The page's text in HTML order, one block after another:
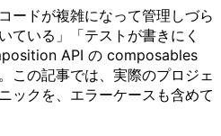
ードが複雑になって管理しづら
ている」「テストが書きにく
API の composables
この記事では、実際のプロジェ
ックを、エラーケースも含めて